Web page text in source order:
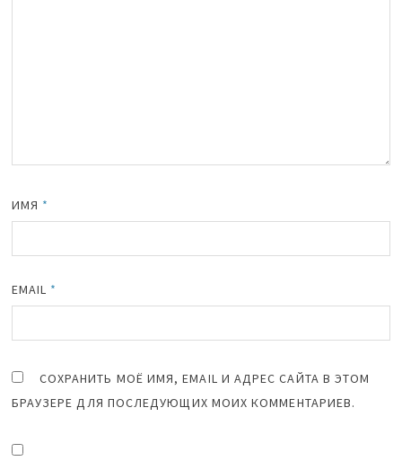
ИМЯ *
EMAIL *
СОХРАНИТЬ МОЁ ИМЯ, EMAIL И АДРЕС САЙТА В ЭТОМ
БРАУЗЕРЕ ДЛЯ ПОСЛЕДУЮЩИХ МОИХ КОММЕНТАРИЕВ.